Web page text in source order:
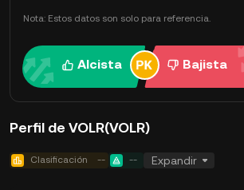
Nota: Estos datos son solo para referencia.
Alcista Bajista
Perfil de VOLR(VOLR)
Clasificación -- -- Expandir